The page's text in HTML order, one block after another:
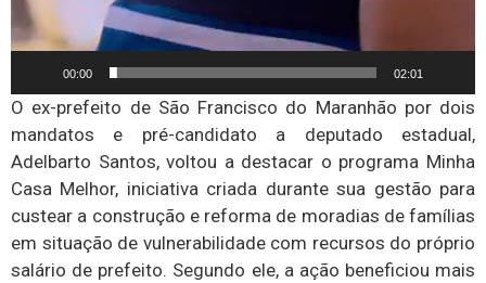
00:00 02:01
O ex-prefeito de São Francisco do Maranhão por dois
mandatos e pré-candidato a deputado estadual,
Adelbarto Santos, voltou a destacar o programa Minha
Casa Melhor, iniciativa criada durante sua gestão para
custear a construção e reforma de moradias de famílias
em situação de vulnerabilidade com recursos do próprio
salário de prefeito. Segundo ele, a ação beneficiou mais